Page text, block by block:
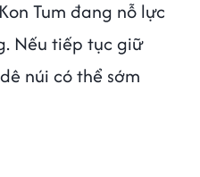
Tum đang nỗ lực
Nếu tiếp tục giữ
núi có thể sớm